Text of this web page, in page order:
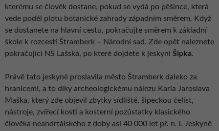
kterému se člověk dostane, pokud se vydá po pěšince, která
vede podél plotu botanické zahrady západním směrem. Když
se dostanete na hlavní cestu, pokračujte směrem k základní
škole k rozcestí Štramberk – Národní sad. Zde opět naleznete
pokračující NS Lašská, po které dojdete k jeskyni Šipka.
Právě tato jeskyně proslavila město Štramberk daleko za
hranicemi, a to díky archeologickému nálezu Karla Jaroslava
Maška, který zde objevil zbytky sídliště, šipeckou čelist,
nástroje, zvířecí kosti a kosterní pozůstatky klasického
člověka neandrtálského z doby asi 40 000 let př. n. l. Jeskyně